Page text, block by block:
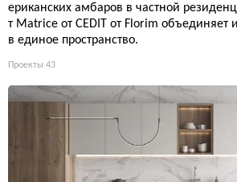
ериканских амбаров в частной
т Matrice от CEDIT от Florim объединяет
в единое пространство.
Проекты 43